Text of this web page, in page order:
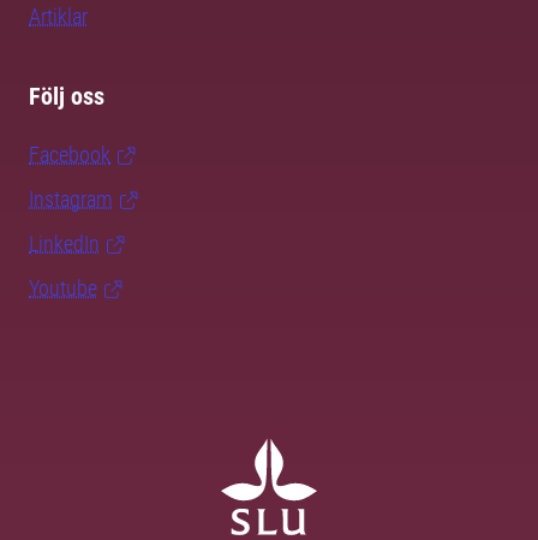
Artiklar
Följ oss
Facebook
Instagram
LinkedIn
Youtube